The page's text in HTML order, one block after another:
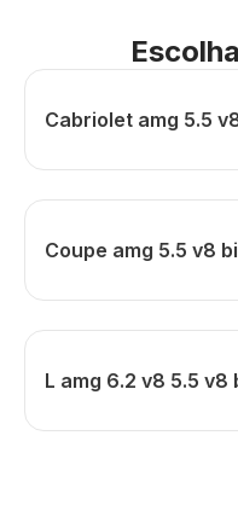
Cabriolet amg 5.5
Coupe amg 5.5 v8
L amg 6.2 v8 5.5 v8